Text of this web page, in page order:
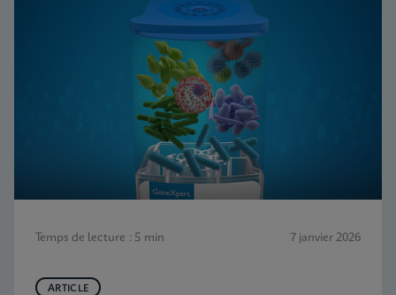
Temps de lecture : 5 min 7 janvier 2026
ARTICLE